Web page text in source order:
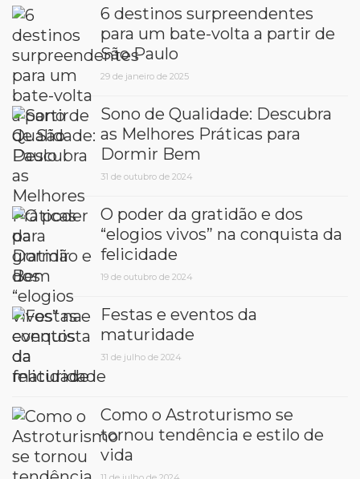
6 destinos surpreendentes
para um bate-volta a partir de
São Paulo
29 de janeiro de 2025
Sono de Qualidade: Descubra
as Melhores Práticas para
Dormir Bem
31 de outubro de 2024
O poder da gratidão e dos
“elogios vivos” na conquista da
felicidade
19 de outubro de 2024
Festas e eventos da
maturidade
31 de julho de 2024
Como o Astroturismo se
tornou tendência e estilo de
vida